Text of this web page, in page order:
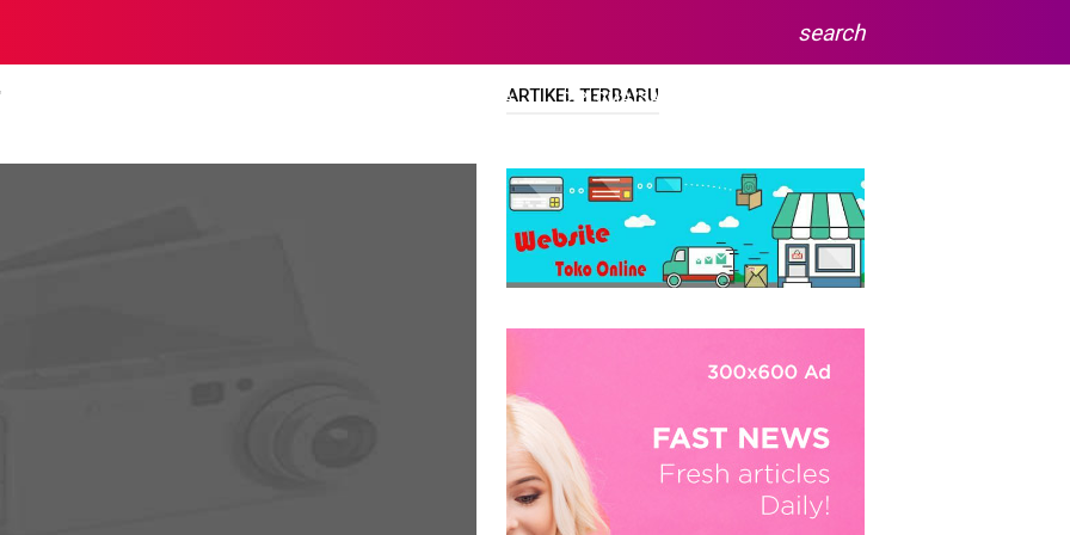
SMA/SMK/SLTA DIPLOMA/SARJANA
search
ARTIKEL TERBARU